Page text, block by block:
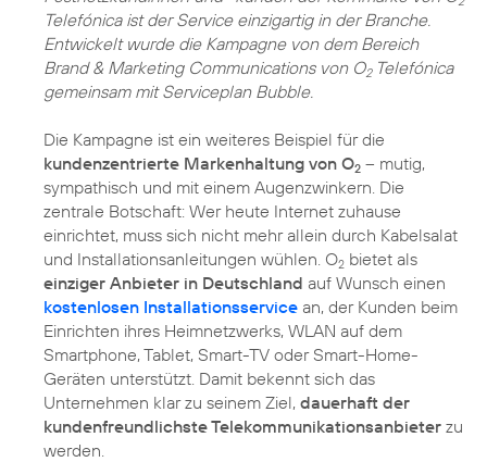
Telefónica ist der Service einzigartig in der Branche.
Entwickelt wurde die Kampagne von dem Bereich
Brand & Marketing Communications von O2Telefónica
gemeinsam mit Serviceplan Bubble.
Die Kampagne ist ein weiteres Beispiel für die
kundenzentrierte Markenhaltung von O2 – mutig,
sympathisch und mit einem Augenzwinkern. Die
zentrale Botschaft: Wer heute Internet zuhause
einrichtet, muss sich nicht mehr allein durch Kabelsalat
und Installationsanleitungen wühlen. O2 bietet als
einziger Anbieter in Deutschland auf Wunsch einen
kostenlosen Installationsservice an, der Kunden beim
Einrichten ihres Heimnetzwerks, WLAN auf dem
Smartphone, Tablet, Smart-TV oder Smart-Home-
Geräten unterstützt. Damit bekennt sich das
Unternehmen klar zu seinem Ziel, dauerhaft der
kundenfreundlichste Telekommunikationsanbieter zu
werden.